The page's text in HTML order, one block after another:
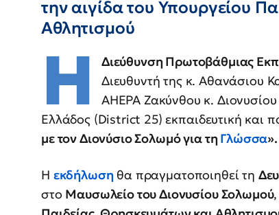
την αιγίδα του Υπουργείου
Αθλητισμού
Η Διεύθυνση Πρωτοβάθμιας
Διευθυντή της κ. Αθανάσιου
AHEPA Ζακύνθου κ.
Ελλάδος (District 25) εκπαιδευτική και
με τον Διονύσιο Σολωμό για τη Γλώσσα».
Η εκδήλωση θα πραγματοποιηθεί τη
στο Μαυσωλείο του Διονυσίου Σολωμού